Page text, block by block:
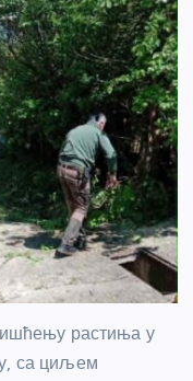
растиња у
са циљем